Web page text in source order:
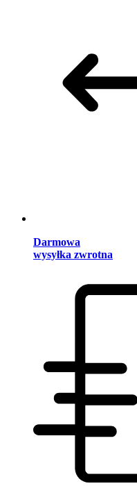
Darmowa
wysyłka zwrotna